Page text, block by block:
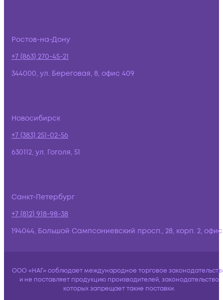
Ростов-на-Дону
+7 (863) 270-45-21
344000, ул. Береговая, 8, офис 409
Новосибирск
+7 (383) 251-02-56
630112, ул. Гоголя, 51
Санкт-Петербург
+7 (812) 918-98-38
194044, Большой Сампсониевский просп., 28, корп. 2,
ООО «НАГ» соблюдает международное торговое
и не поставляет продукцию производителей, законодательство
которых запрещает такие поставки.